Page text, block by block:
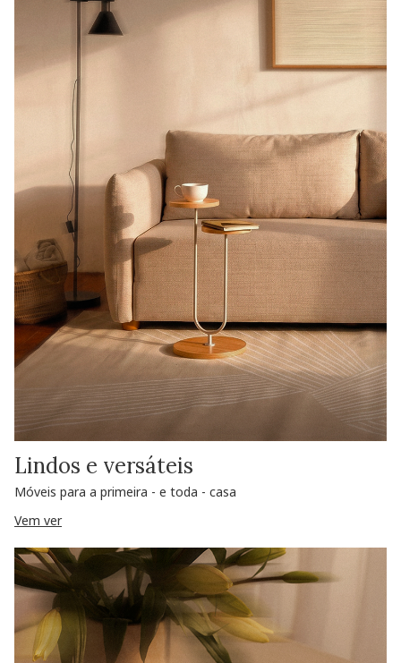
Lindos e versáteis
Móveis para a primeira - e toda - casa
Vem ver